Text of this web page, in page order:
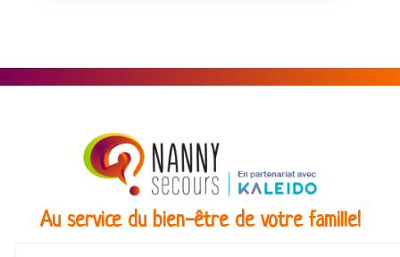
Au service du bien-être de votre famille!